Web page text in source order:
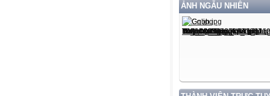
ẢNH NGẪU NHIÊN